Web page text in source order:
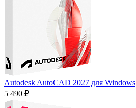
Autodesk AutoCAD 2027 для Windows
5 490 ₽